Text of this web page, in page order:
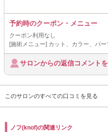
予約時のクーポン・メニュー
クーポン利用なし
[施術メニュー] カット、カラー、パ
サロンからの返信コメント
このサロンのすべての口コミを見る
ノフ(knof)の関連リンク